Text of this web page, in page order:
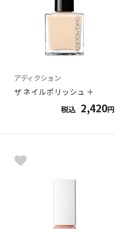
アディクション
ザ ネイルポリッシュ ＋
税込 2,420円